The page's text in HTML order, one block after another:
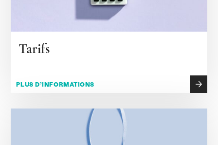
Tarifs
PLUS D’INFORMATIONS